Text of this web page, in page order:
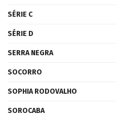
SÉRIE C
SÉRIE D
SERRA NEGRA
SOCORRO
SOPHIA RODOVALHO
SOROCABA